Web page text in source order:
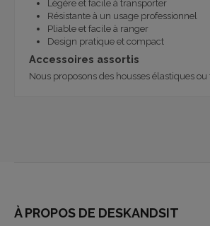
Légère et facile à transporter
Résistante à un usage professionnel
Pliable et facile à ranger
Design pratique et compact
Accessoires assortis
Nous proposons des housses élastiques ou
À PROPOS DE DESKANDSIT